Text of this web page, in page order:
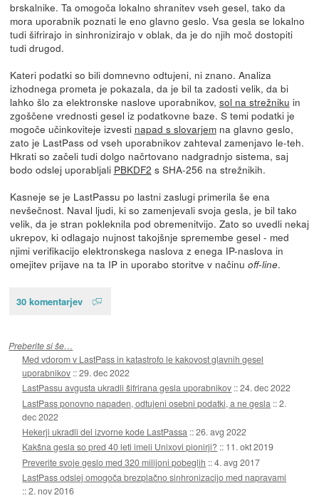
brskalnike. Ta omogoča lokalno shranitev vseh gesel, tako da
mora uporabnik poznati le eno glavno geslo. Vsa gesla se lokalno
tudi šifrirajo in sinhronizirajo v oblak, da je do njih moč dostopiti
tudi drugod.
Kateri podatki so bili domnevno odtujeni, ni znano. Analiza
izhodnega prometa je pokazala, da je bil ta zadosti velik, da bi
lahko šlo za elektronske naslove uporabnikov, sol na strežniku in
zgoščene vrednosti gesel iz podatkovne baze. S temi podatki je
mogoče učinkoviteje izvesti napad s slovarjemna glavno geslo,
zato je LastPass od vseh uporabnikov zahteval zamenjavo le-teh.
Hkrati so začeli tudi dolgo načrtovano nadgradnjo sistema, saj
bodo odslej uporabljali PBKDF2 s SHA-256 na strežnikih.
Kasneje se je LastPassu po lastni zaslugi primerila še ena
nevšečnost. Naval ljudi, ki so zamenjevali svoja gesla, je bil tako
velik, da je stran pokleknila pod obremenitvijo. Zato so uvedli nekaj
ukrepov, ki odlagajo nujnost takojšnje spremembe gesel - med
njimi verifikacijo elektronskega naslova z enega IP-naslova in
omejitev prijave na ta IP in uporabo storitve v načinu off-line.
30 komentarjev
Preberite si še…
Med vdorom v LastPass in katastrofo le kakovost glavnih gesel
uporabnikov ::29. dec 2022
LastPassu avgusta ukradli šifrirana gesla uporabnikov ::24. dec 2022
LastPass ponovno napaden, odtujeni osebni podatki, a ne gesla ::2.
dec 2022
Hekerji ukradli del izvorne kode LastPassa ::26. avg 2022
Kakšna gesla so pred 40 leti imeli Unixovi pionirji? :: 11. okt 2019
Preverite svoje geslo med 320 milijoni pobeglih ::4. avg 2017
LastPass odslej omogoča brezplačno sinhronizacijo med napravami
::2. nov 2016